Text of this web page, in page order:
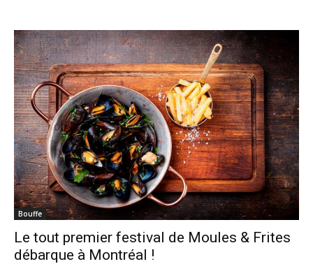
Bouffe
Le tout premier festival de Moules & Frites
débarque à Montréal !